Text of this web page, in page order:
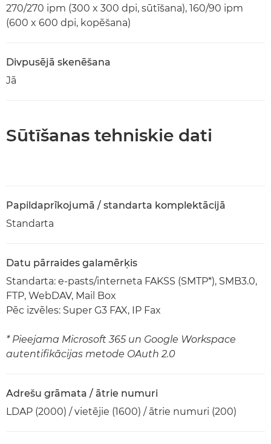
270/270 ipm (300 x 300 dpi, sūtīšana), 160/90 ipm
(600 x 600 dpi, kopēšana)
Divpusējā skenēšana
Jā
Sūtīšanas tehniskie dati
Papildaprīkojumā / standarta komplektācijā
Standarta
Datu pārraides galamērķis
Standarta: e-pasts/interneta FAKSS (SMTP*), SMB3.0,
FTP, WebDAV, Mail Box
Pēc izvēles: Super G3 FAX, IP Fax
* Pieejama Microsoft 365 un Google Workspace
autentifikācijas metode OAuth 2.0
Adrešu grāmata / ātrie numuri
LDAP (2000) / vietējie (1600) / ātrie numuri (200)